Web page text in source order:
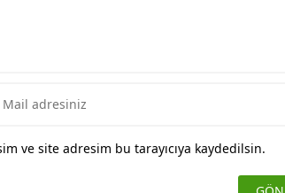
ve site adresim bu tarayıcıya kaydedilsin.